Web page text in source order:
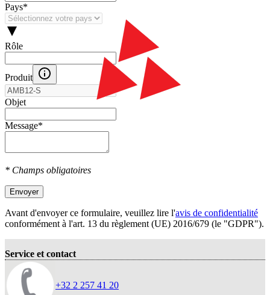
Pays*
Rôle
Produit
Objet
Message*
* Champs obligatoires
Envoyer
Avant d'envoyer ce formulaire, veuillez lire l'avis de confidentialité
conformément à l'art. 13 du règlement (UE) 2016/679 (le "GDPR").
Service et contact
+32 2 257 41 20